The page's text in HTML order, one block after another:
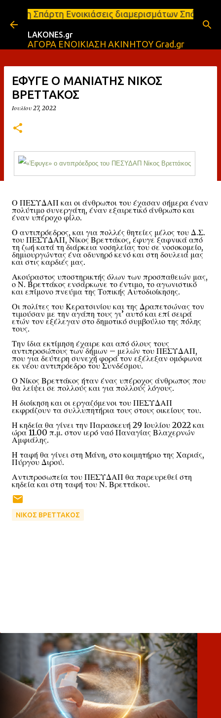
Μετάβαση στο κύριο περιεχόμενο
διαμερισμάτων Σπάρτη και Λακωνία
LAKONES.gr
ΑΓΟΡΑ ΕΝΟΙΚΙΑΣΗ ΑΚΙΝΗΤΟΥ Grad.gr
ΕΦΥΓΕ Ο ΜΑΝΙΑΤΗΣ ΝΙΚΟΣ
ΒΡΕΤΤΑΚΟΣ
Ιουλίου 27, 2022
Ο ΠΕΣΥΔΑΠ και οι άνθρωποι του έχασαν σήμερα έναν
πολύτιμο συνεργάτη, έναν εξαιρετικό άνθρωπο και
έναν υπέροχο φίλο.
Ο αντιπρόεδρος, και για πολλές θητείες μέλος του Δ.Σ.
του ΠΕΣΥΔΑΠ, Νίκος Βρεττάκος, έφυγε ξαφνικά από
τη ζωή κατά τη διάρκεια νοσηλείας του σε νοσοκομείο,
δημιουργώντας ένα οδυνηρό κενό και στη δουλειά μας
και στις καρδιές μας.
Ακούραστος υποστηρικτής όλων των προσπαθειών μας,
ο Ν. Βρεττάκος ενσάρκωνε το έντιμο, το αγωνιστικό
και επίμονο πνεύμα της Τοπικής Αυτοδιοίκησης.
Οι πολίτες του Κερατσινίου και της Δραπετσώνας τον
τιμούσαν με την αγάπη τους γι’ αυτό και επί σειρά
ετών τον εξέλεγαν στο δημοτικό συμβούλιο της πόλης
τους.
Την ίδια εκτίμηση έχαιρε και από όλους τους
αντιπροσώπους των δήμων – μελών του ΠΕΣΥΔΑΠ,
που για δεύτερη συνεχή φορά τον εξέλεξαν ομόφωνα
εκ νέου αντιπρόεδρο του Συνδέσμου.
Ο Νίκος Βρεττάκος ήταν ένας υπέροχος άνθρωπος που
θα λείψει σε πολλούς και για πολλούς λόγους.
Η διοίκηση και οι εργαζόμενοι του ΠΕΣΥΔΑΠ
εκφράζουν τα συλλυπητήρια τους στους οικείους του.
Η κηδεία θα γίνει την Παρασκευή 29 Ιουλίου 2022 και
ώρα 11.00 π.μ. στον ιερό ναό Παναγίας Βλαχερνών
Αμφιάλης.
Η ταφή θα γίνει στη Μάνη, στο κοιμητήριο της Χαριάς,
Πύργου Διρού.
Αντιπροσωπεία του ΠΕΣΥΔΑΠ θα παρευρεθεί στη
κηδεία και στη ταφή του Ν. Βρεττάκου.
ΝΙΚΟΣ ΒΡΕΤΤΑΚΟΣ
λ